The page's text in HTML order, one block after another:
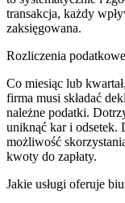
transakcja, każdy
zaksięgowana.
Rozliczenia
Co miesiąc lub
firma musi składać
należne podatki.
uniknąć kar i odsetek.
możliwość
kwoty do zapłaty.
Jakie usługi oferuje